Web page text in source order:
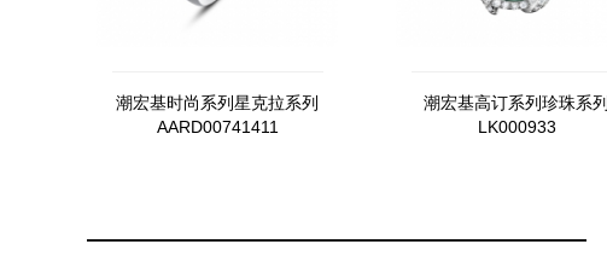
潮宏基时尚系列星克拉系列
AARD00741411
潮宏基高订系列珍珠系列
LK000933